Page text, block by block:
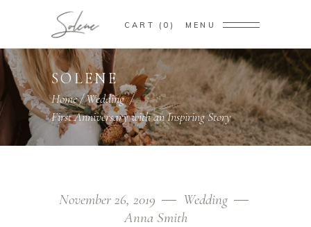
CART 0 MENU
SOLENE
Home/Wedding/
First Anniversary with an Inspiring Story
November 26, 2019
Wedding
Anna Smith